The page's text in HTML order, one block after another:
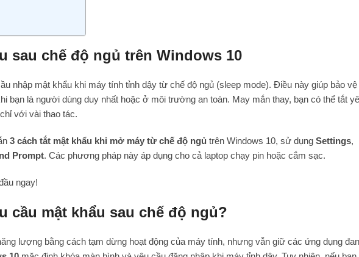
sau chế độ ngủ trên Windows 10
nhập mật khẩu khi máy tính tỉnh dậy từ chế độ ngủ (sleep mode). Điều này giúp bảo
bạn là người dùng duy nhất hoặc ở môi trường an toàn. May mắn thay, bạn có thể tắt
với vài thao tác.
3 cách tắt mật khẩu khi mở máy từ chế độ ngủ trên Windows 10, sử dụng Settings,
Prompt. Các phương pháp này áp dụng cho cả laptop chạy pin hoặc cắm sạc.
ngay!
cầu mật khẩu sau chế độ ngủ?
lượng bằng cách tạm dừng hoạt động của máy tính, nhưng vẫn giữ các ứng dụng